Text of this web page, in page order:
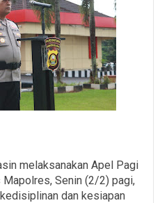
melaksanakan Apel Pagi
Senin (2/2) pagi,
dan kesiapan